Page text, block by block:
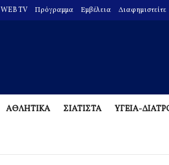
WEB TV Πρόγραμμα Εμβέλεια Διαφημιστείτε
ΑΘΛΗΤΙΚΑ ΣΙΑΤΙΣΤΑ ΥΓΕΙΑ-